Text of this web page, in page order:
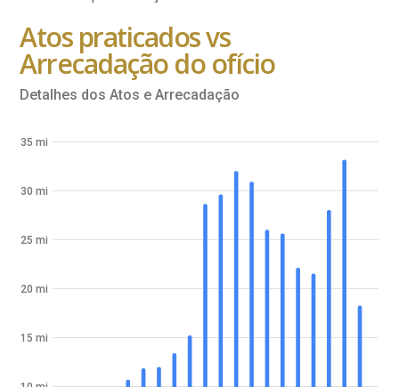
Atos praticados vs
Arrecadação do ofício
Detalhes dos Atos e Arrecadação
15 mi
20 mi
25 mi
30 mi
35 mi